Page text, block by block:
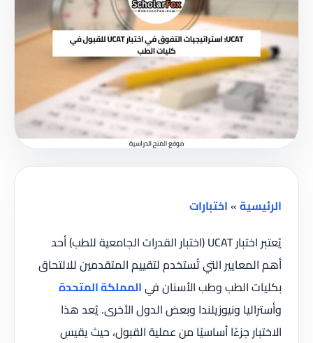
الرئيسية»اختبارات
يُعتبر اختبار UCAT (اختبار القدرات الجامعية للطب) أحد
أهم المعايير التي تُستخدم لتقييم المتقدمين للالتحاق
بكليات الطب وطب الأسنان فيالمملكة المتحدة
وأستراليا ونيوزيلندا وبعض الدول الأخرى. يُعد هذا
الاختبار جزءًا أساسيًا من عملية القبول، حيث يقيس